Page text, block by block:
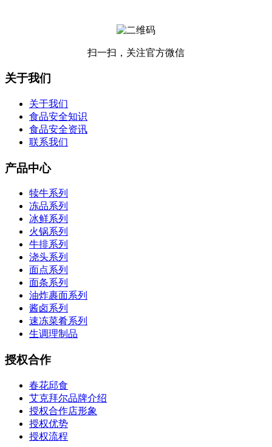
扫一扫，关注官方微信
关于我们
关于我们
食品安全知识
食品安全资讯
联系我们
产品中心
犊牛系列
冻品系列
冰鲜系列
火锅系列
牛排系列
浇头系列
面点系列
面条系列
油炸裹面系列
酱卤系列
速冻菜肴系列
生调理制品
授权合作
春花邱食
艾克拜尔品牌介绍
授权合作店形象
授权优势
授权流程